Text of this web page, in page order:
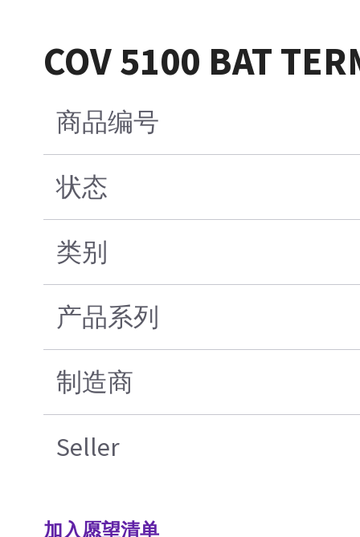
COV 5100 BAT
商品编号
状态
类别
产品系列
制造商
Seller
加入愿望清单